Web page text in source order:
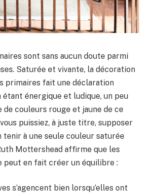
sont sans aucun doute parmi
Saturée et vivante, la décoration
primaires fait une déclaration
énergique et ludique, un peu
couleurs rouge et jaune de ce
puissiez, à juste titre, supposer
tenir à une seule couleur saturée
Mottershead affirme que les
peut en fait créer un équilibre :
s’agencent bien lorsqu’elles ont